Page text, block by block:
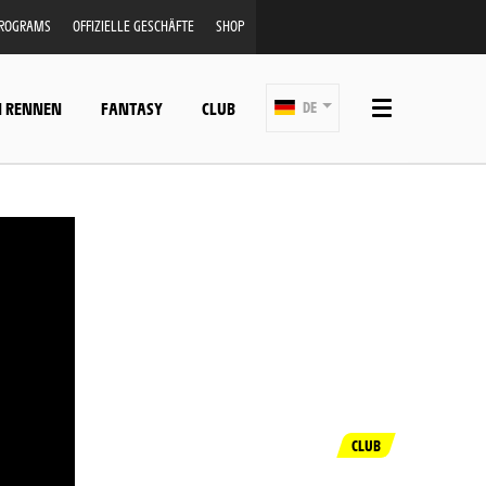
OFFIZIELLE GESCHÄFTE SHOP
RENNEN FANTASY CLUB DE
CLUB